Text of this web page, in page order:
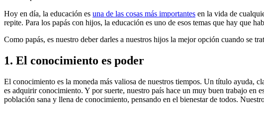
Hoy en día, la educación es una de las cosas más importantes en la vida de
repite. Para los papás con hijos, la educación es uno de esos temas que hay que
Como papás, es nuestro deber darles a nuestros hijos la mejor opción cuando se
1. El conocimiento es poder
El conocimiento es la moneda más valiosa de nuestros tiempos. Un título ayuda,
es adquirir conocimiento. Y por suerte, nuestro país hace un muy buen trabajo en
población sana y llena de conocimiento, pensando en el bienestar de todos.